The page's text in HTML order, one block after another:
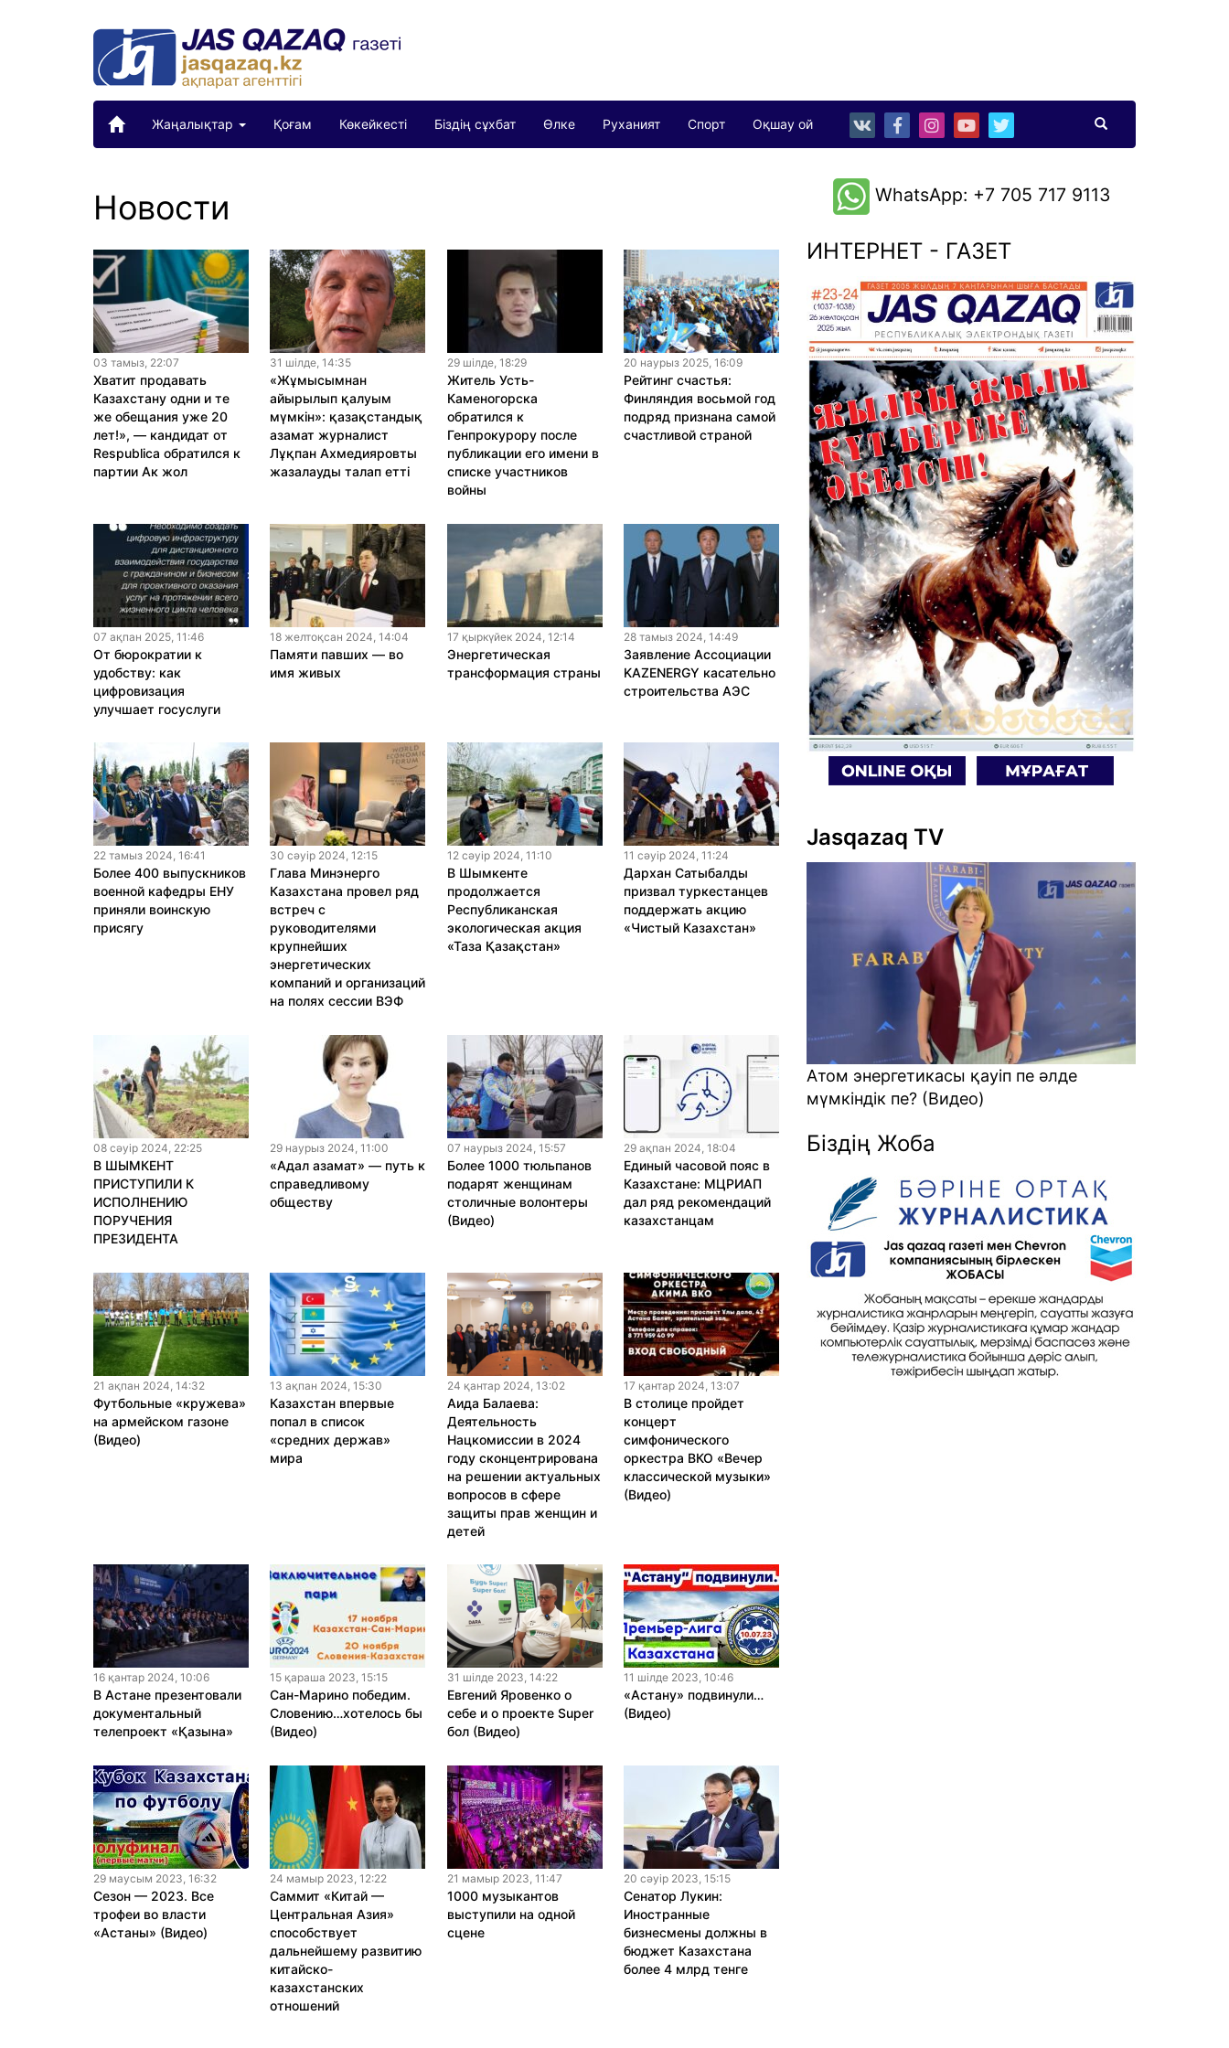
Жаңалықтар Қоғам Көкейкесті Біздің сұхбат Өлке Руханият Спорт Оқшау ой
Новости
03 тамыз, 22:07
Хватит продавать
Казахстану одни и те
же обещания уже 20
лет!», — кандидат от
Respublica обратился к
партии Ак жол
31 шiлде, 14:35
«Жұмысымнан
айырылып қалуым
мүмкін»: қазақстандық
азамат журналист
Лұқпан Ахмедияровты
жазалауды талап етті
29 шiлде, 18:29
Житель Усть-
Каменогорска
обратился к
Генпрокурору после
публикации его имени в
списке участников
войны
20 наурыз 2025, 16:09
Рейтинг счастья:
Финляндия восьмой год
подряд признана самой
счастливой страной
07 ақпан 2025, 11:46
От бюрократии к
удобству: как
цифровизация
улучшает госуслуги
18 желтоқсан 2024, 14:04
Памяти павших — во
имя живых
17 қыркүйек 2024, 12:14
Энергетическая
трансформация страны
28 тамыз 2024, 14:49
Заявление Ассоциации
KAZENERGY касательно
строительства АЭС
22 тамыз 2024, 16:41
Более 400 выпускников
военной кафедры ЕНУ
приняли воинскую
присягу
30 сәуiр 2024, 12:15
Глава Минэнерго
Казахстана провел ряд
встреч с
руководителями
крупнейших
энергетических
компаний и организаций
на полях сессии ВЭФ
12 сәуiр 2024, 11:10
В Шымкенте
продолжается
Республиканская
экологическая акция
«Таза Қазақстан»
11 сәуiр 2024, 11:24
Дархан Сатыбалды
призвал туркестанцев
поддержать акцию
«Чистый Казахстан»
08 сәуiр 2024, 22:25
В ШЫМКЕНТ
ПРИСТУПИЛИ К
ИСПОЛНЕНИЮ
ПОРУЧЕНИЯ
ПРЕЗИДЕНТА
29 наурыз 2024, 11:00
«Адал азамат» — путь к
справедливому
обществу
07 наурыз 2024, 15:57
Более 1000 тюльпанов
подарят женщинам
столичные волонтеры
(Видео)
29 ақпан 2024, 18:04
Единый часовой пояс в
Казахстане: МЦРИАП
дал ряд рекомендаций
казахстанцам
21 ақпан 2024, 14:32
Футбольные «кружева»
на армейском газоне
(Видео)
13 ақпан 2024, 15:30
Казахстан впервые
попал в список
«средних держав»
мира
24 қантар 2024, 13:02
Аида Балаева:
Деятельность
Нацкомиссии в 2024
году сконцентрирована
на решении актуальных
вопросов в сфере
защиты прав женщин и
детей
17 қантар 2024, 13:07
В столице пройдет
концерт
симфонического
оркестра ВКО «Вечер
классической музыки»
(Видео)
16 қантар 2024, 10:06
В Астане презентовали
документальный
телепроект «Қазына»
15 қараша 2023, 15:15
Сан-Марино победим.
Словению…хотелось бы
(Видео)
31 шiлде 2023, 14:22
Евгений Яровенко о
себе и о проекте Super
бол (Видео)
11 шiлде 2023, 10:46
«Астану» подвинули…
(Видео)
29 маусым 2023, 16:32
Сезон — 2023. Все
трофеи во власти
«Астаны» (Видео)
24 мамыр 2023, 12:22
Саммит «Китай —
Центральная Азия»
способствует
дальнейшему развитию
китайско-
казахстанских
отношений
21 мамыр 2023, 11:47
1000 музыкантов
выступили на одной
сцене
20 сәуiр 2023, 15:15
Сенатор Лукин:
Иностранные
бизнесмены должны в
бюджет Казахстана
более 4 млрд тенге
WhatsApp: +7 705 717 9113
ИНТЕРНЕТ - ГАЗЕТ
Jasqazaq TV
Атом энергетикасы қауіп пе әлде
мүмкіндік пе? (Видео)
Алаяқтарға кеткен
Біздің Жоба